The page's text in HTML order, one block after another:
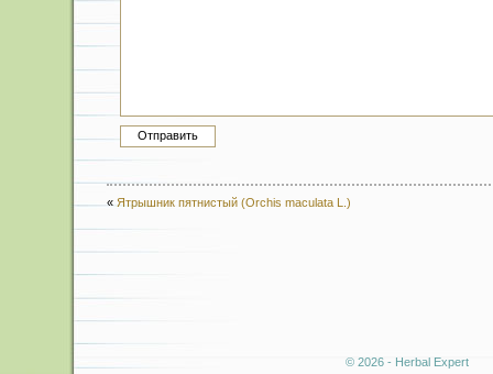
« Ятрышник пятнистый (Orchis maculata L.)
© 2026 - Herbal Expert